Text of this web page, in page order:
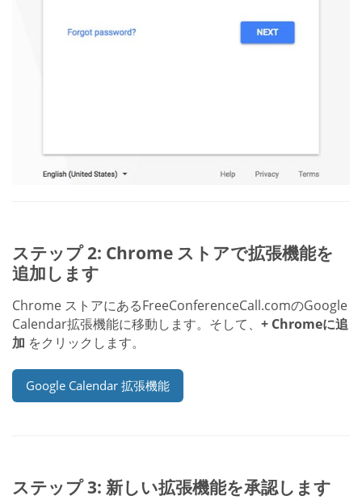
ステップ 2: Chrome ストアで拡張機能を
追加します
Chrome ストアにあるFreeConferenceCall.comのGoogle
Calendar拡張機能に移動します。そして、 + Chromeに追
加 をクリックします。
Google Calendar 拡張機能
ステップ 3: 新しい拡張機能を承認します